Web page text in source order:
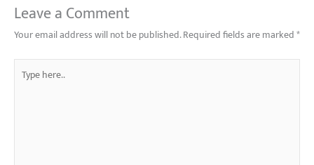
Leave a Comment
Your email address will not be published.Required fields are marked*
here..